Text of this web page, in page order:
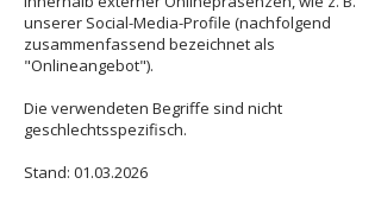
unserer Social-Media-Profile (nachfolgend
zusammenfassend bezeichnet als
"Onlineangebot").
Die verwendeten Begriffe sind nicht
geschlechtsspezifisch.
Stand: 01.03.2026